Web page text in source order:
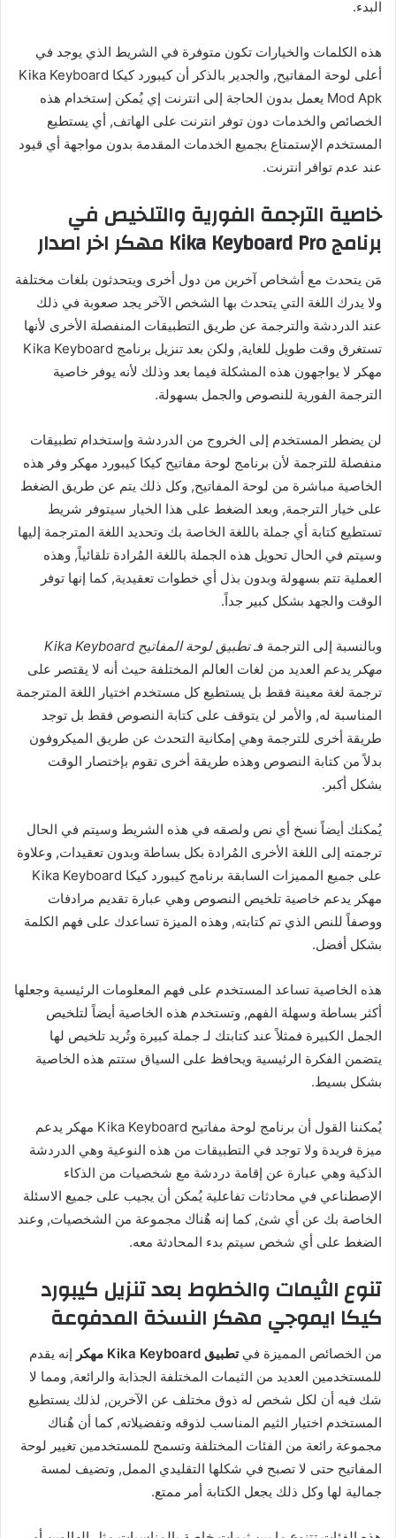
البدء.
هذه الكلمات والخيارات تكون متوفرة في الشريط الذي يوجد في
أعلى لوحة المفاتيح, والجدير بالذكر أن كيبورد كيكا Kika Keyboard
Mod Apk يعمل بدون الحاجة إلى انترنت إي يُمكن إستخدام هذه
الخصائص والخدمات دون توفر انترنت على الهاتف, أي يستطيع
المستخدم الإستمتاع بجميع الخدمات المقدمة بدون مواجهة أي قيود
عند عدم توافر انترنت.
خاصية الترجمة الفورية والتلخيص في
برنامج Kika Keyboard Pro مهكر اخر اصدار
مَن يتحدث مع أشخاص آخرين من دول أخرى ويتحدثون بلغات مختلفة
ولا يدرك اللغة التي يتحدث بها الشخص الآخر يجد صعوبة في ذلك
عند الدردشة والترجمة عن طريق التطبيقات المنفصلة الأخرى لأنها
تستغرق وقت طويل للغاية, ولكن بعد تنزيل برنامج Kika Keyboard
مهكر لا يواجهون هذه المشكلة فيما بعد وذلك لأنه يوفر خاصية
الترجمة الفورية للنصوص والجمل بسهولة.
لن يضطر المستخدم إلى الخروج من الدردشة وإستخدام تطبيقات
منفصلة للترجمة لأن برنامج لوحة مفاتيح كيكا كيبورد مهكر وفر هذه
الخاصية مباشرة من لوحة المفاتيح, وكل ذلك يتم عن طريق الضغط
على خيار الترجمة, وبعد الضغط على هذا الخيار سيتوفر شريط
تستطيع كتابة أي جملة باللغة الخاصة بك وتحديد اللغة المترجمة إليها
وسيتم في الحال تحويل هذه الجملة باللغة المُرادة تلقائياً, وهذه
العملية تتم بسهولة وبدون بذل أي خطوات تعقيدية, كما إنها توفر
الوقت والجهد بشكل كبير جداً.
وبالنسبة إلى الترجمة فـ
تطبيق لوحة المفاتيح Kika Keyboard
مهكر يدعم العديد من لغات العالم المختلفة حيث أنه لا يقتصر على
ترجمة لغة معينة فقط بل يستطيع كل مستخدم اختيار اللغة المترجمة
المناسبة له, والأمر لن يتوقف على كتابة النصوص فقط بل توجد
طريقة أخرى للترجمة وهي إمكانية التحدث عن طريق الميكروفون
بدلاً من كتابة النصوص وهذه طريقة أخرى تقوم بإختصار الوقت
بشكل أكبر.
يُمكنك أيضاً نسخ أي نص ولصقه في هذه الشريط وسيتم في الحال
ترجمته إلى اللغة الأخرى المُرادة بكل بساطة وبدون تعقيدات, وعلاوة
على جميع المميزات السابقة برنامج كيبورد كيكا Kika Keyboard
مهكر يدعم خاصية تلخيص النصوص وهي عبارة تقديم مرادفات
ووصفاً للنص الذي تم كتابته, وهذه الميزة تساعدك على فهم الكلمة
بشكل أفضل.
هذه الخاصية تساعد المستخدم على فهم المعلومات الرئيسية وجعلها
أكثر بساطة وسهلة الفهم, وتستخدم هذه الخاصية أيضاً لتلخيص
الجمل الكبيرة فمثلاً عند كتابتك لـ جملة كبيرة وتُريد تلخيص لها
يتضمن الفكرة الرئيسية ويحافظ على السياق ستتم هذه الخاصية
بشكل بسيط.
يُمكننا القول أن برنامج لوحة مفاتيح Kika Keyboard مهكر يدعم
ميزة فريدة ولا توجد في التطبيقات من هذه النوعية وهي الدردشة
الذكية وهي عبارة عن إقامة دردشة مع شخصيات من الذكاء
الإصطناعي في محادثات تفاعلية يُمكن أن يجيب على جميع الاسئلة
الخاصة بك عن أي شئ, كما إنه هٌناك مجموعة من الشخصيات, وعند
الضغط على أي شخص سيتم بدء المحادثة معه.
تنوع الثيمات والخطوط بعد تنزيل كيبورد
كيكا ايموجي مهكر النسخة المدفوعة
من الخصائص المميزة فيتطبيق Kika Keyboard مهكر
إنه يقدم
للمستخدمين العديد من الثيمات المختلفة الجذابة والرائعة, ومما لا
شك فيه أن لكل شخص له ذوق مختلف عن الآخرين, لذلك يستطيع
المستخدم اختيار الثيم المناسب لذوقه وتفضيلاته, كما أن هٌناك
مجموعة رائعة من الفئات المختلفة وتسمح للمستخدمين تغيير لوحة
المفاتيح حتى لا تصبح في شكلها التقليدي الممل, وتضيف لمسة
جمالية لها وكل ذلك يجعل الكتابة أمر ممتع.